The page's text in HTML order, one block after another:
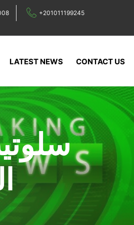
+201011199245
LATEST NEWS CONTACT US